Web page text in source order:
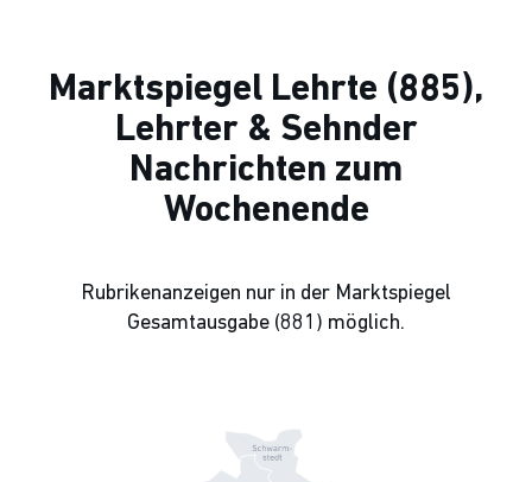
Marktspiegel Lehrte (885),
Lehrter & Sehnder
Nachrichten zum
Wochenende
Rubrikenanzeigen nur in der Marktspiegel
Gesamtausgabe (881) möglich.